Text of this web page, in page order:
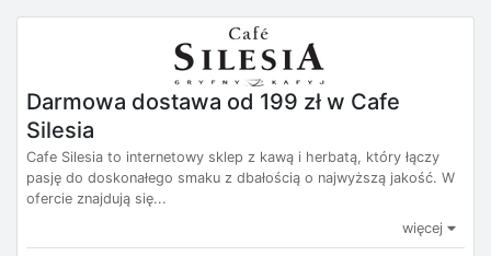
Darmowa dostawa od 199 zł w Cafe
Silesia
Cafe Silesia to internetowy sklep z kawą i herbatą, który łączy
pasję do doskonałego smaku z dbałością o najwyższą jakość. W
ofercie znajdują się...
więcej